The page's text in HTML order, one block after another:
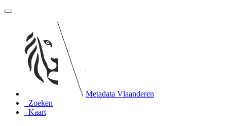
Metadata Vlaanderen
Zoeken
Kaart